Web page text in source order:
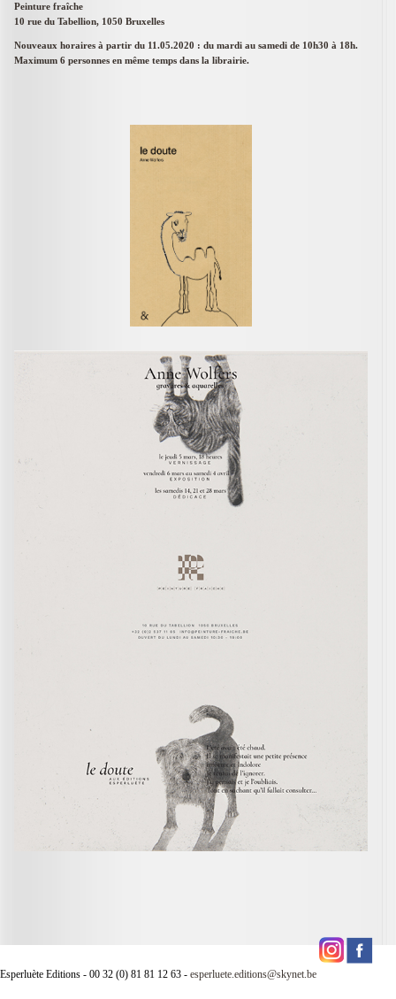
Peinture fraîche
10 rue du Tabellion, 1050 Bruxelles
Nouveaux horaires à partir du 11.05.2020 : du mardi au samedi de 10h30 à 18h.
Maximum 6 personnes en même temps dans la librairie.
Esperluète Editions - 00 32 (0) 81 81 12 63 - esperluete.editions@skynet.be